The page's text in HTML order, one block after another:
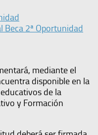
Beca 2ª Oportunidad
mediante el
disponible en la
de la
y Formación